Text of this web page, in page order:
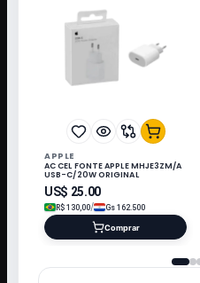
APPLE
AC CEL FONTE APPLE MHJE3ZM/A
USB-C/20W ORIGINAL
US$ 25.00
R$130,00/ Gs162.500